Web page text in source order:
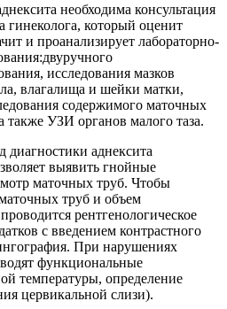
необходима консультация
гинеколога, который оценит
и проанализирует лабораторно-
исследования мазков
влагалища и шейки матки,
содержимого маточных
УЗИ органов малого таза.
аднексита
выявить гнойные
маточных труб. Чтобы
труб и объем
рентгенологическое
с введением контрастного
При нарушениях
функциональные
температуры, определение
цервикальной слизи).